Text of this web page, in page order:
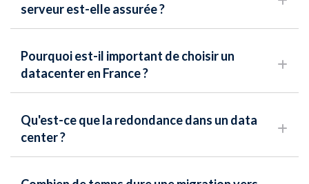
serveur est-elle assurée ?
Pourquoi est-il important de choisir un
datacenter en France ?
Qu'est-ce que la redondance dans un data
center ?